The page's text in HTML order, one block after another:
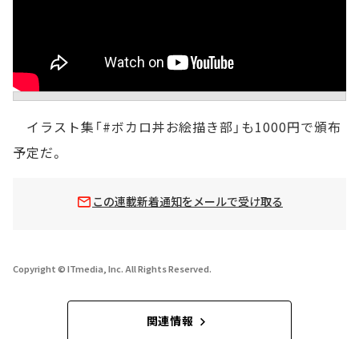
イラスト集「#ボカロ丼お絵描き部」も1000円で頒布
予定だ。
この連載新着通知をメールで受け取る
Copyright © ITmedia, Inc. All Rights Reserved.
関連情報